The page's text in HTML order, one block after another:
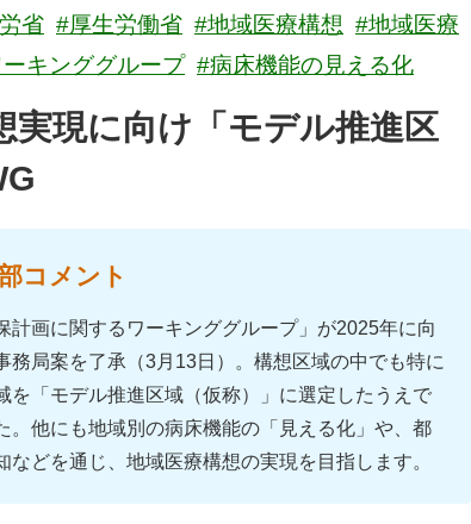
省 #厚生労働省 #地域医療構想 #地域医療
キンググループ #病床機能の見える化
実現に向け「モデル推進区
コメント
計画に関するワーキンググループ」が2025年に向
務局案を了承（3月13日）。構想区域の中でも特に
を「モデル推進区域（仮称）」に選定したうえで
。他にも地域別の病床機能の「見える化」や、都
どを通じ、地域医療構想の実現を目指します。